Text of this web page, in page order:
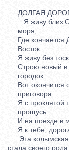
ДОЛГАЯ
...Я живу близ
моря,
Где кончается
Восток.
Я живу без
Строю новый в
городок.
Вот окончится
приговора.
Я с проклятой
прощусь.
И на поезде в
Я к тебе,
Эта колымская
стала своего